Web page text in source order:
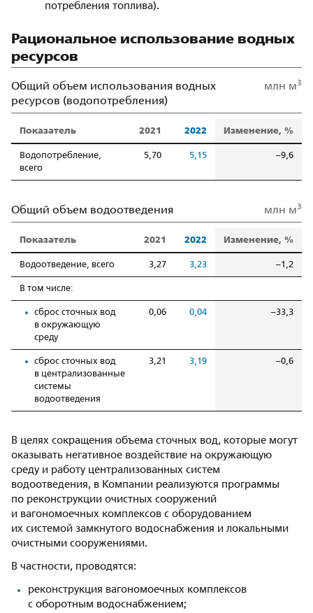
потребления топлива).
Рациональное использование водных
ресурсов
Общий объем использования водных
ресурсов (водопотребления)
млн м3
Показатель 2021 2022 Изменение, %
Водопотребление,
всего
5,70 5,15 –9,6
Общий объем водоотведения млн м3
Показатель 2021 2022 Изменение, %
Водоотведение, всего 3,27 3,23 –1,2
В том числе:
сброс сточных вод
в окружающую
среду
0,06 0,04 –33,3
сброс сточных вод
в централизованные
системы
водоотведения
3,21 3,19 –0,6
В целях сокращения объема сточных вод, которые могут
оказывать негативное воздействие на окружающую
среду и работу централизованных систем
водоотведения, в Компании реализуются программы
по реконструкции очистных сооружений
и вагономоечных комплексов с оборудованием
их системой замкнутого водоснабжения и локальными
очистными сооружениями.
В частности, проводятся:
реконструкция вагономоечных комплексов
с оборотным водоснабжением;